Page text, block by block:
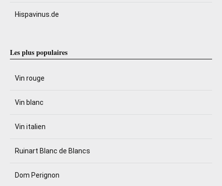
Hispavinus.de
Les plus populaires
Vin rouge
Vin blanc
Vin italien
Ruinart Blanc de Blancs
Dom Perignon